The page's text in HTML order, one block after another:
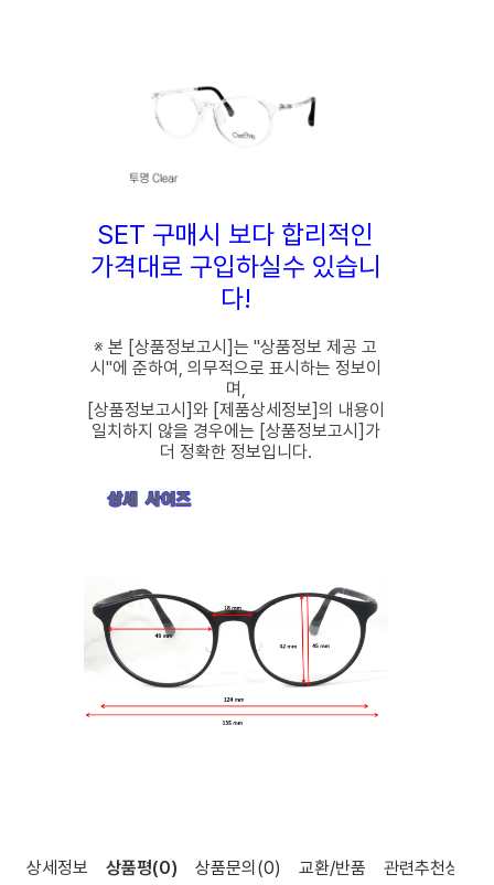
SET 구매시 보다 합리적인
가격대로 구입하실수 있습니
다!
※ 본 [상품정보고시]는 "상품정보 제공 고
시"에 준하여, 의무적으로 표시하는 정보이
며,
[상품정보고시]와 [제품상세정보]의 내용이
일치하지 않을 경우에는 [상품정보고시]가
더 정확한 정보입니다.
상세정보 상품평(0) 상품문의 (0) 교환/반품 관련추천상품